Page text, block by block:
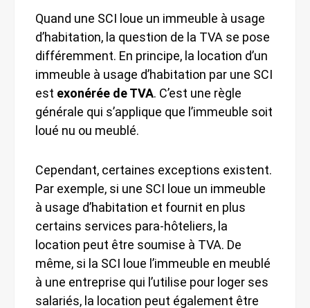
Quand une SCI loue un immeuble à usage
d’habitation, la question de la TVA se pose
différemment. En principe, la location d’un
immeuble à usage d’habitation par une SCI
est exonérée de TVA. C’est une règle
générale qui s’applique que l’immeuble soit
loué nu ou meublé.
Cependant, certaines exceptions existent.
Par exemple, si une SCI loue un immeuble
à usage d’habitation et fournit en plus
certains services para-hôteliers, la
location peut être soumise à TVA. De
même, si la SCI loue l’immeuble en meublé
à une entreprise qui l’utilise pour loger ses
salariés, la location peut également être